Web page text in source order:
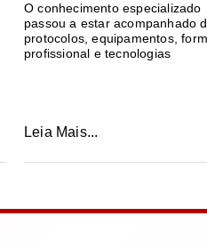
O conhecimento especializado
passou a estar acompanhado
protocolos, equipamentos,
profissional e tecnologias
Leia Mais...